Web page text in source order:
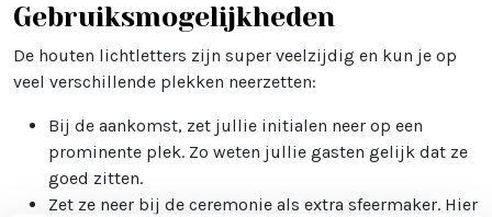
Gebruiksmogelijkheden
De houten lichtletters zijn super veelzijdig en kun je op
veel verschillende plekken neerzetten:
Bij de aankomst, zet jullie initialen neer op een
prominente plek. Zo weten jullie gasten gelijk dat ze
goed zitten.
Zet ze neer bij de ceremonie als extra sfeermaker. Hier